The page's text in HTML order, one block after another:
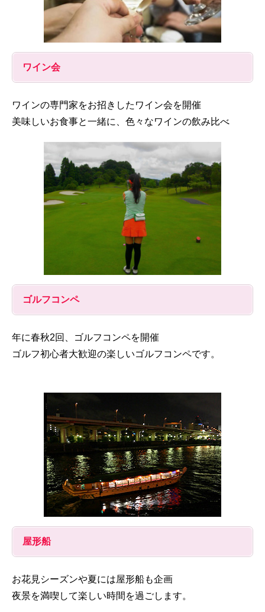
ワイン会
ワインの専門家をお招きしたワイン会を開催
美味しいお食事と一緒に、色々なワインの飲み比べ
ゴルフコンペ
年に春秋2回、ゴルフコンペを開催
ゴルフ初心者大歓迎の楽しいゴルフコンペです。
屋形船
お花見シーズンや夏には屋形船も企画
夜景を満喫して楽しい時間を過ごします。